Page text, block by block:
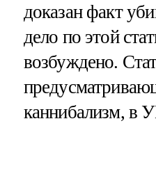
доказан факт
дело по этой
возбуждено.
каннибализм, в